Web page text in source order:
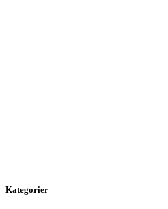
Kategorier